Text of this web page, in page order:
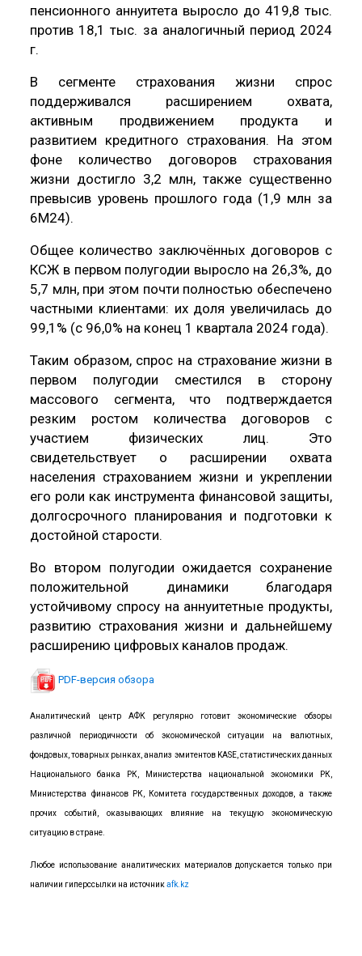
пенсионного аннуитета выросло до 419,8 тыс.
против 18,1 тыс. за аналогичный период 2024
г.
В сегменте страхования жизни спрос
поддерживался расширением охвата,
активным продвижением продукта и
развитием кредитного страхования. На этом
фоне количество договоров страхования
жизни достигло 3,2 млн, также существенно
превысив уровень прошлого года (1,9 млн за
6М24).
Общее количество заключённых договоров с
КСЖ в первом полугодии выросло на 26,3%, до
5,7 млн, при этом почти полностью обеспечено
частными клиентами: их доля увеличилась до
99,1% (с 96,0% на конец 1 квартала 2024 года).
Таким образом, спрос на страхование жизни в
первом полугодии сместился в сторону
массового сегмента, что подтверждается
резким ростом количества договоров с
участием физических лиц. Это
свидетельствует о расширении охвата
населения страхованием жизни и укреплении
его роли как инструмента финансовой защиты,
долгосрочного планирования и подготовки к
достойной старости.
Во втором полугодии ожидается сохранение
положительной динамики благодаря
устойчивому спросу на аннуитетные продукты,
развитию страхования жизни и дальнейшему
расширению цифровых каналов продаж.
PDF-версия обзора
Аналитический центр АФК регулярно готовит экономические обзоры
различной периодичности об экономической ситуации на валютных,
фондовых, товарных рынках, анализ эмитентов KASE, статистических данных
Национального банка РК, Министерства национальной экономики РК,
Министерства финансов РК, Комитета государственных доходов, а также
прочих событий, оказывающих влияние на текущую экономическую
ситуацию в стране.
Любое использование аналитических материалов допускается только при
наличии гиперссылки на источникafk.kz